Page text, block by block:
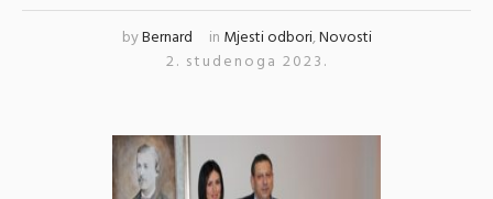
byBernard in Mjesti odbori,Novosti
2. studenoga 2023.